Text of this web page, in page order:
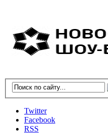
Twitter
Facebook
RSS